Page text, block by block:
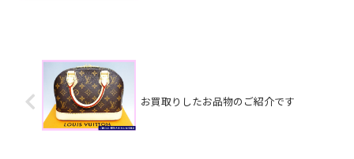
お買取りしたお品物のご紹介です